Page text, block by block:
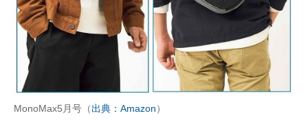
MonoMax5月号（出典：Amazon）